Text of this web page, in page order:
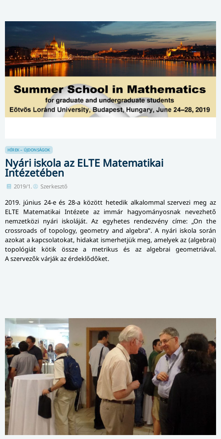
HÍREK – ÚJDONSÁGOK
Nyári iskola az ELTE Matematikai
Intézetében
2019/1. Szerkesztő
2019. június 24-e és 28-a között hetedik alkalommal szervezi meg az
ELTE Matematikai Intézete az immár hagyományosnak nevezhető
nemzetközi nyári iskoláját. Az egyhetes rendezvény címe: „On the
crossroads of topology, geometry and algebra”. A nyári iskola során
azokat a kapcsolatokat, hidakat ismerhetjük meg, amelyek az (algebrai)
topológiát kötik össze a metrikus és az algebrai geometriával.
A szervezők várják az érdeklődőket.